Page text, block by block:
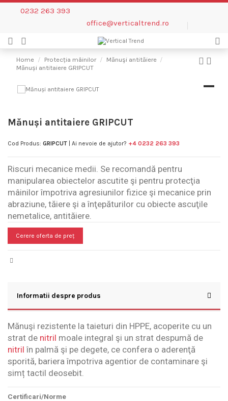
0232 263 393
office@verticaltrend.ro
Home Protecția mâinilor
Mănuşi antităiere
Mănuși antitaiere GRIPCUT
Mănuși antitaiere GRIPCUT
Cod Produs: GRIPCUT | Ai nevoie de ajutor? +4 0232 263 393
Riscuri mecanice medii. Se recomandă pentru
manipularea obiectelor ascutite şi pentru protecţia
mâinilor împotriva agresiunilor fizice şi mecanice prin
abraziune, tăiere şi a înţepăturilor cu obiecte ascuţile
nemetalice, antităiere.
Cerere oferta de preț
Informatii despre produs
Mănuşi rezistente la taieturi din HPPE, acoperite cu un
strat de nitril moale integral şi un strat despumă de
nitril în palmă şi pe degete, ce confera o aderenţă
sporită, bariera împotriva agentior de contaminare şi
simț tactil deosebit.
Certificari/Norme